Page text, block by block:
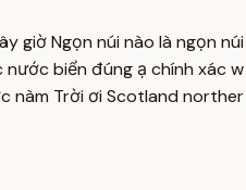
giờ Ngọn núi nào là ngọn núi
biển đúng ạ chính xác w
nàm Trời ơi Scotland norther